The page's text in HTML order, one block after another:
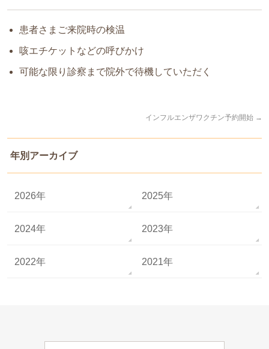
患者さまご来院時の検温
咳エチケットなどの呼びかけ
可能な限り診察まで院外で待機していただく
インフルエンザワクチン予約開始 →
年別アーカイブ
2026年 2025年
2024年 2023年
2022年 2021年